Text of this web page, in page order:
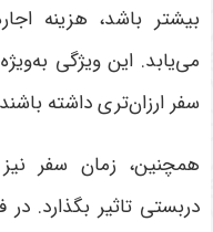
بیشتر باشد، هزینه
می‌یابد. این ویژگی
سفر ارزان‌تری داشته
همچنین، زمان سفر
دربستی تاثیر بگذارد.